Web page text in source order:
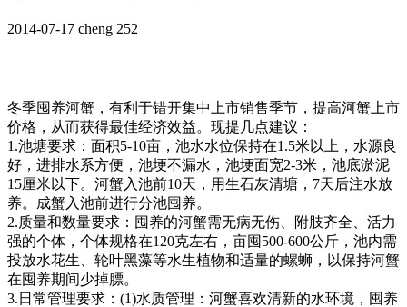
2014-07-17 cheng 252
冬季囤养河蟹，有利于错开集中上市销售季节，提高河蟹上市
价格，从而获得最佳经济效益。现提几点建议：
1.池塘要求：面积5-10亩，池水水位保持在1.5米以上，水源良
好，进排水系方便，池埂不漏水，池埂面宽2-3米，池底淤泥
15厘米以下。河蟹入池前10天，用生石灰清塘， 7天后注水放
养。成蟹入池前进行分池囤养。
2.质量和数量要求：囤养的河蟹需无病无伤、附肢齐全、活力
强的个体，个体规格在120克左右，亩囤 500-600公斤，池内需
投放水花生、轮叶黑藻等水生植物和适量的螺蛳，以保持河蟹
在囤养期间少掉膘。
3. 日常管理要求： (1)水质管理：河蟹喜欢清新的水环境，囤养